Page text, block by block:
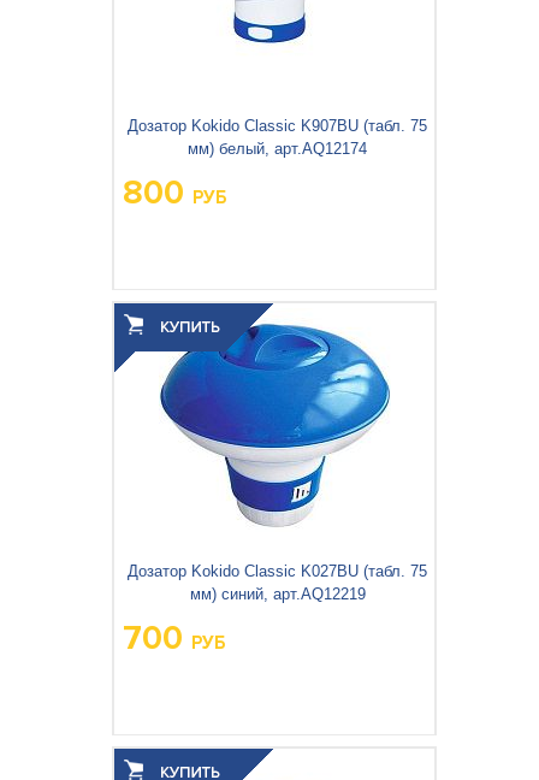
Дозатор Kokido Classic K907BU (табл. 75
мм) белый, арт.AQ12174
800 РУБ
Дозатор Kokido Classic K027BU (табл. 75
мм) синий, арт.AQ12219
700 РУБ